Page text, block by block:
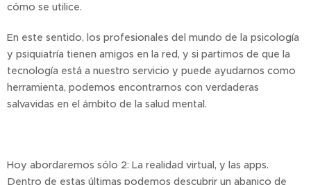
cómo se utilice.
En este sentido, los profesionales del mundo de la psicología
y psiquiatría tienen amigos en la red, y si partimos de que la
tecnología está a nuestro servicio y puede ayudarnos como
herramienta, podemos encontrarnos con verdaderas
salvavidas en el ámbito de la salud mental.
Hoy abordaremos sólo 2: La realidad virtual, y las apps.
Dentro de estas últimas podemos descubrir un abanico de